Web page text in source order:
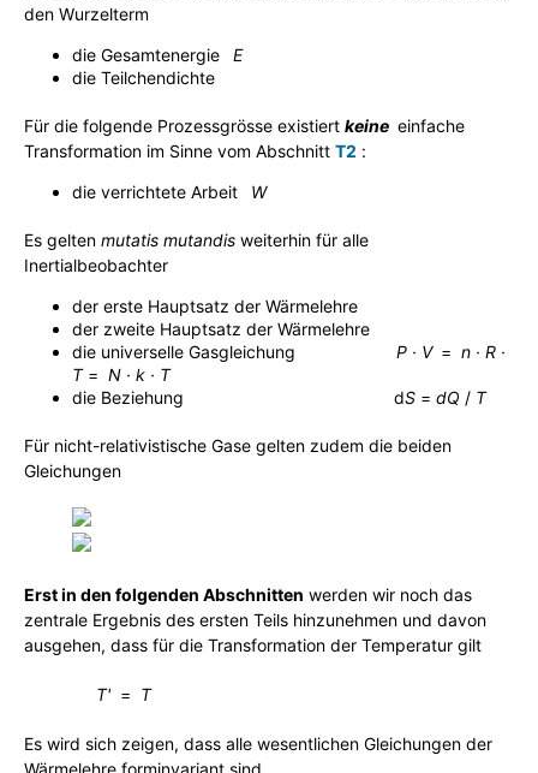
den Wurzelterm
die Gesamtenergie
E
die Teilchendichte
Für die folgende Prozessgrösse existiert keine einfache
Transformation im Sinne vom Abschnitt T2 :
die verrichtete Arbeit
W
Es gelten mutatis mutandis weiterhin für alle
Inertialbeobachter
der erste Hauptsatz der Wärmelehre
der zweite Hauptsatz der Wärmelehre
die universelle Gasgleichung
P · V = n · R ·
T= N · k · T
die Beziehung
dS = dQ / T
Für nicht-relativistische Gase gelten zudem die beiden
Gleichungen
Erst in den folgenden Abschnitten werden wir noch das
zentrale Ergebnis des ersten Teils hinzunehmen und davon
ausgehen, dass für die Transformation der Temperatur gilt
T' = T
Es wird sich zeigen, dass alle wesentlichen Gleichungen der
Wärmelehre forminvariant sind.